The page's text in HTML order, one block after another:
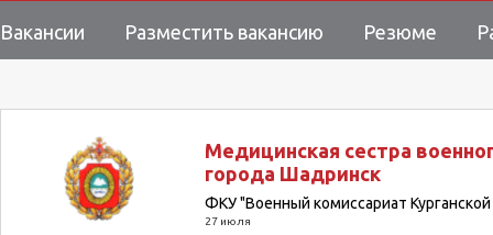
Вакансии Разместить вакансию Резюме
Медицинская сестра
города Шадринск
ФКУ "Военный комиссариат
27 июля